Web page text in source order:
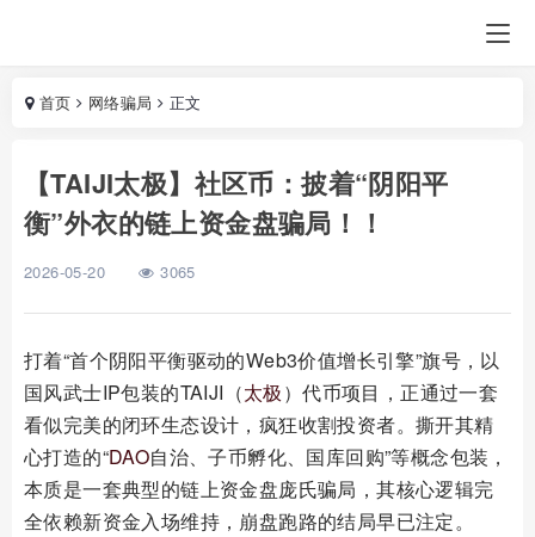
首页 网络骗局 正文
【TAIJI太极】社区币：披着“阴阳平
衡”外衣的链上资金盘骗局！！
2026-05-20 3065
打着“首个阴阳平衡驱动的Web3价值增长引擎”旗号，以
国风武士IP包装的TAIJI（太极）代币项目，正通过一套
看似完美的闭环生态设计，疯狂收割投资者。撕开其精
心打造的“DAO自治、子币孵化、国库回购”等概念包装，
本质是一套典型的链上资金盘庞氏骗局，其核心逻辑完
全依赖新资金入场维持，崩盘跑路的结局早已注定。